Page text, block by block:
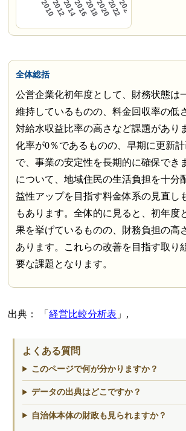
全体総括
公営企業化初年度として、財務状態は
維持しているものの、料金回収率の低
対給水収益比率の高さなど課題があり
化率が0％であるものの、早期に更新
で、事業の安定性を長期的に確保でき
について、地域住民の生活負担を十分
益性アップを目指す料金体系の見直し
もあります。全体的に見ると、初年度
果を挙げているものの、財務負担の高
あります。これらの改善を目指す取り
要な課題となります。
出典： 経営比較分析表 ,
よくある質問
このページで何が分かりますか？
データの出典はどこですか？
自治体本体の財政も見られますか？